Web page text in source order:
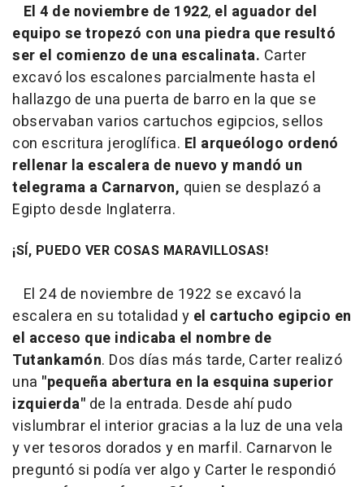
El 4 de noviembre de 1922, el aguador del
equipo se tropezó con una piedra que resultó
ser el comienzo de una escalinata. Carter
excavó los escalones parcialmente hasta el
hallazgo de una puerta de barro en la que se
observaban varios cartuchos egipcios, sellos
con escritura jeroglífica. El arqueólogo ordenó
rellenar la escalera de nuevo y mandó un
telegrama a Carnarvon, quien se desplazó a
Egipto desde Inglaterra.
¡SÍ, PUEDO VER COSAS MARAVILLOSAS!
El 24 de noviembre de 1922 se excavó la
escalera en su totalidad y el cartucho egipcio en
el acceso que indicaba el nombre de
Tutankamón. Dos días más tarde, Carter realizó
una "pequeña abertura en la esquina superior
izquierda" de la entrada. Desde ahí pudo
vislumbrar el interior gracias a la luz de una vela
y ver tesoros dorados y en marfil. Carnarvon le
preguntó si podía ver algo y Carter le respondió